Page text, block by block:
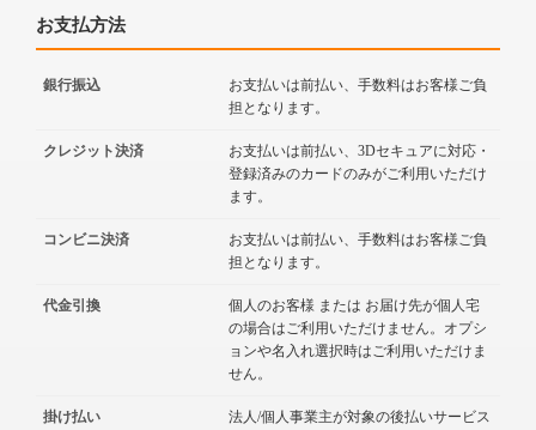
お支払方法
銀行振込
お支払いは前払い、手数料はお客様ご負
担となります。
クレジット決済
お支払いは前払い、3Dセキュアに対応・
登録済みのカードのみがご利用いただけ
ます。
コンビニ決済
お支払いは前払い、手数料はお客様ご負
担となります。
代金引換
個人のお客様 または お届け先が個人宅
の場合はご利用いただけません。オプシ
ョンや名入れ選択時はご利用いただけま
せん。
掛け払い
法人/個人事業主が対象の後払いサービス